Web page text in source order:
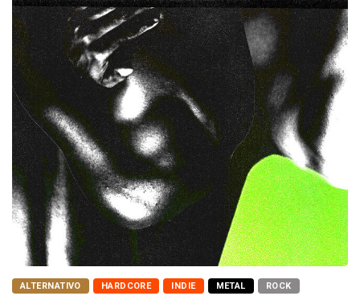
ALTERNATIVO HARDCORE INDIE METAL ROCK